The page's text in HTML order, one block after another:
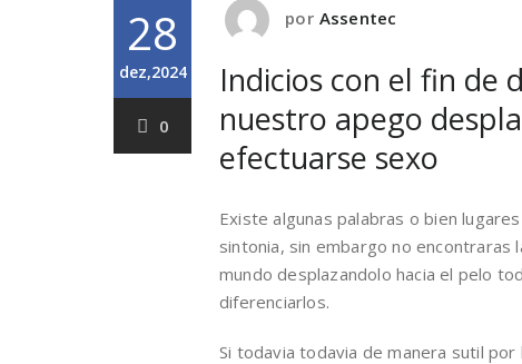
28
dez,2024
0
por Assentec
Indicios con el fin de
nuestro apego
efectuarse sexo
Existe algunas palabras o bien
sintonia, sin embargo no encontraras
mundo desplazandolo hacia el pelo
diferenciarlos.
Si todavia todavia de manera sutil